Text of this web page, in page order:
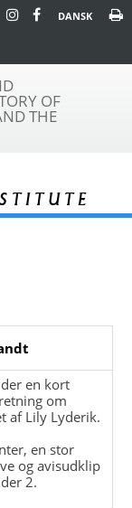
DANSK
OF
THE
en kort
om
af Lily Lyderik.
en stor
og avisudklip
2.